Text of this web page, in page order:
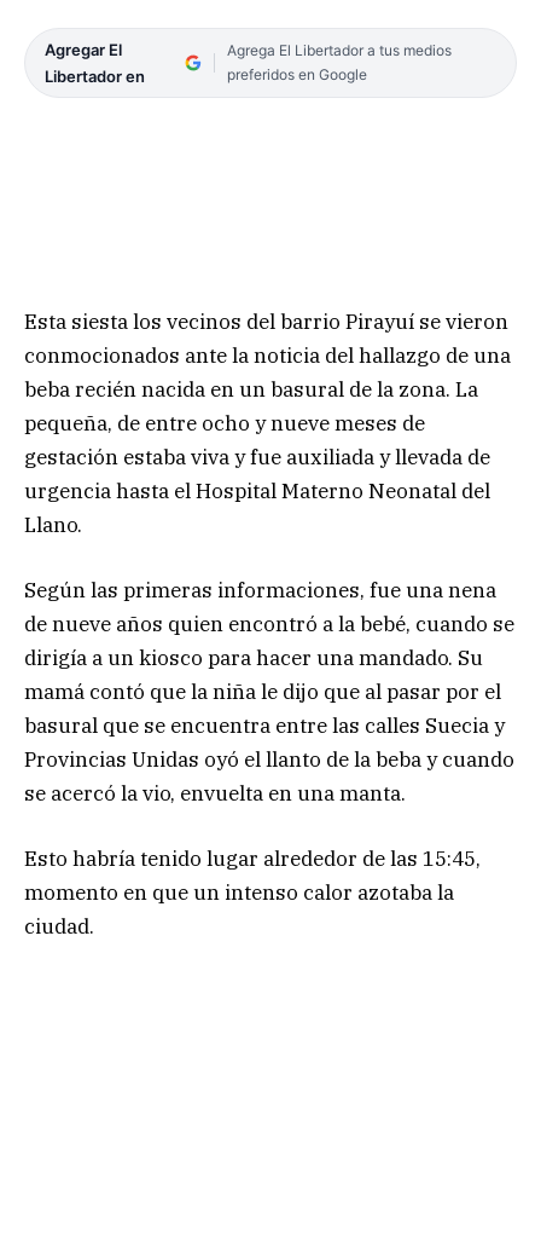
Agregar El
Libertador en
Agrega El Libertador a tus medios
preferidos en Google
Esta siesta los vecinos del barrio Pirayuí se vieron
conmocionados ante la noticia del hallazgo de una
beba recién nacida en un basural de la zona. La
pequeña, de entre ocho y nueve meses de
gestación estaba viva y fue auxiliada y llevada de
urgencia hasta el Hospital Materno Neonatal del
Llano.
Según las primeras informaciones, fue una nena
de nueve años quien encontró a la bebé, cuando se
dirigía a un kiosco para hacer una mandado. Su
mamá contó que la niña le dijo que al pasar por el
basural que se encuentra entre las calles Suecia y
Provincias Unidas oyó el llanto de la beba y cuando
se acercó la vio, envuelta en una manta.
Esto habría tenido lugar alrededor de las 15:45,
momento en que un intenso calor azotaba la
ciudad.